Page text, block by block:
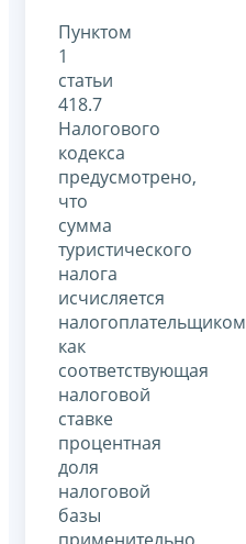
Пунктом
1
статьи
418.7
Налогового
кодекса
предусмотрено,
что
сумма
туристического
налога
исчисляется
налогоплательщиком
как
соответствующая
налоговой
ставке
процентная
доля
налоговой
базы